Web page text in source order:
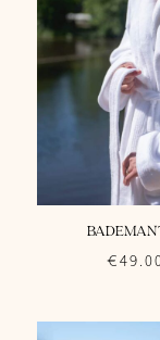
Ausverkauft
€